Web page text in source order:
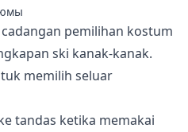
pemilihan kostum
ski kanak-kanak.
memilih seluar
tandas ketika memakai